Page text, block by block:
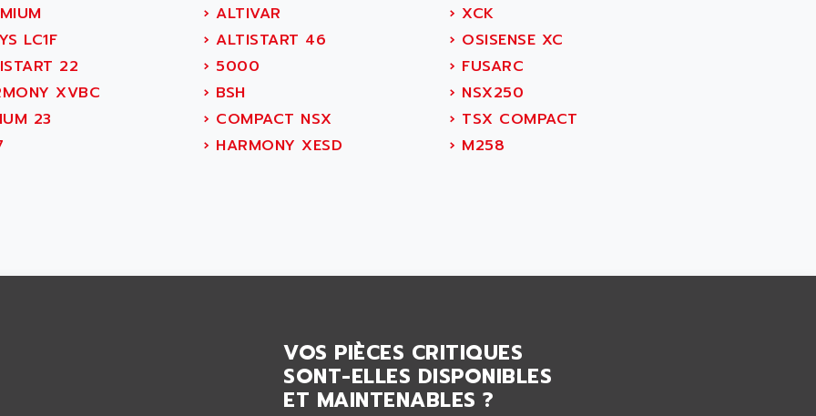
› ALTIVAR › XCK
LC1F › ALTISTART 46 › OSISENSE XC
22 › 5000 › FUSARC
XVBC › BSH › NSX250
23 › COMPACT NSX › TSX COMPACT
› HARMONY XESD › M258
VOS PIÈCES CRITIQUES
SONT-ELLES DISPONIBLES
ET MAINTENABLES ?